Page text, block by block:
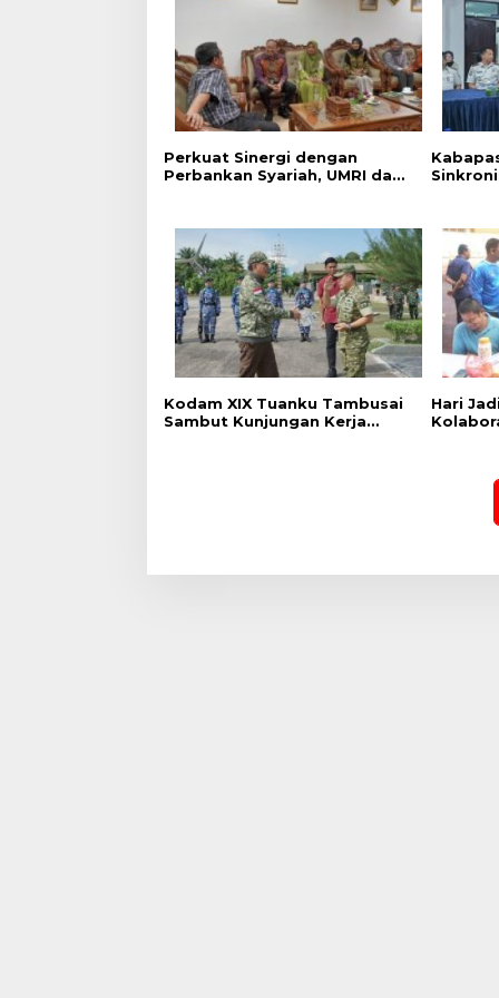
a
n
Perkuat Sinergi dengan
Perbankan Syariah, UMRI dan
untuk Pegawai
Kodam XIX Tuanku Tambusai
Sambut Kunjungan Kerja
‎Hari